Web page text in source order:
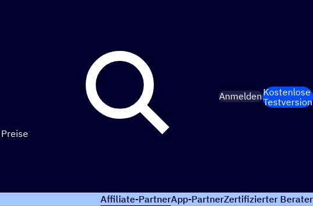
Preise
AnmeldenKostenlose
Testversion
Affiliate-PartnerApp-PartnerZertifizierter Berater